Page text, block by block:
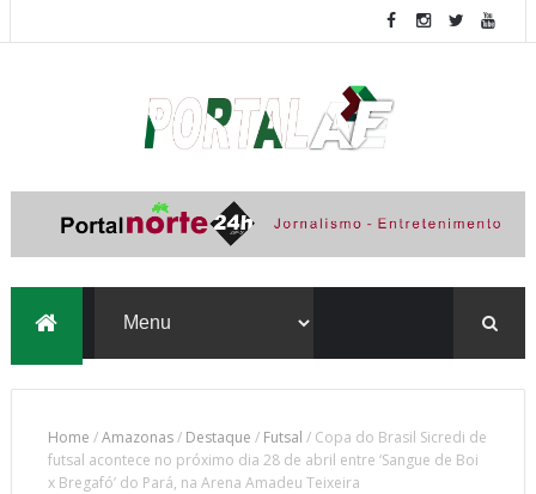
Home /Amazonas/ Destaque / Futsal / Copa do Brasil Sicredi de
futsal acontece no próximo dia 28 de abril entre ‘Sangue de Boi
x Bregafó’ do Pará, na Arena Amadeu Teixeira